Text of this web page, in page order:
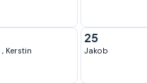
, Kerstin
25
Jakob